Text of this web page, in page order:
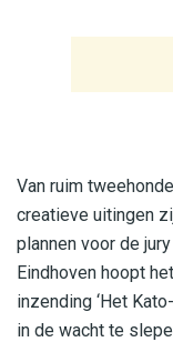
Van ruim
creatieve uitingen
plannen voor de
Eindhoven hoopt
inzending ‘Het
in de wacht te